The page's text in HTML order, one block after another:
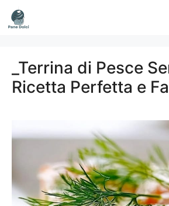
Vai
al
_Terrina di Pesce
Ricetta Perfetta e